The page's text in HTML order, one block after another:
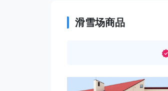
滑雪场商品